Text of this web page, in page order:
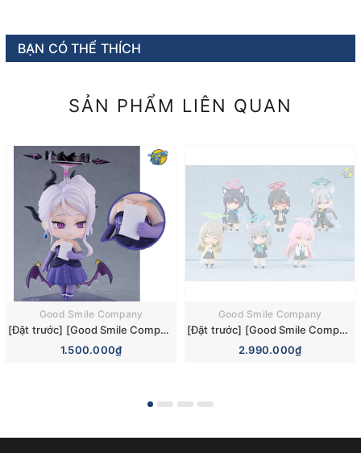
BẠN CÓ THỂ THÍCH
SẢN PHẨM LIÊN QUAN
Good Smile Company
[Đặt trước] [Good Smile Company] Mô hình nhân vật Blue Archive Nendoroid 3110 Hina Sorasaki Dress Basic Figure (+Bonus)
1.500.000₫
Good Smile Company
[Đặt trước] [Good Smile Company] Mô hình nhân vật Blue Archive Nendoroid Surprise 6 Pieces Box Figure
2.990.000₫